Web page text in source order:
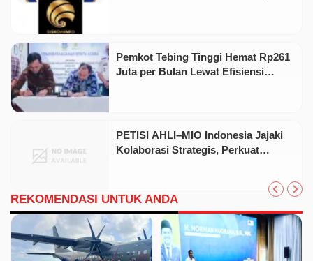
Pemkot Tebing Tinggi Hemat Rp261
Juta per Bulan Lewat Efisiensi
PETISI AHLI–MIO Indonesia Jajaki
Kolaborasi Strategis, Perkuat
REKOMENDASI UNTUK ANDA